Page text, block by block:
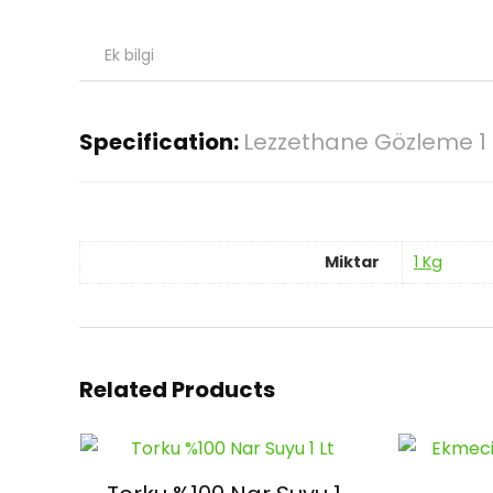
Ek bilgi
Specification: Lezzethane Gözleme 1
Miktar 1 Kg
Related Products